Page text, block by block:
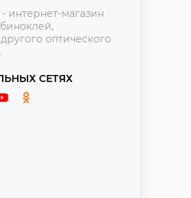
интернет-магазин
оптического
СЕТЯХ